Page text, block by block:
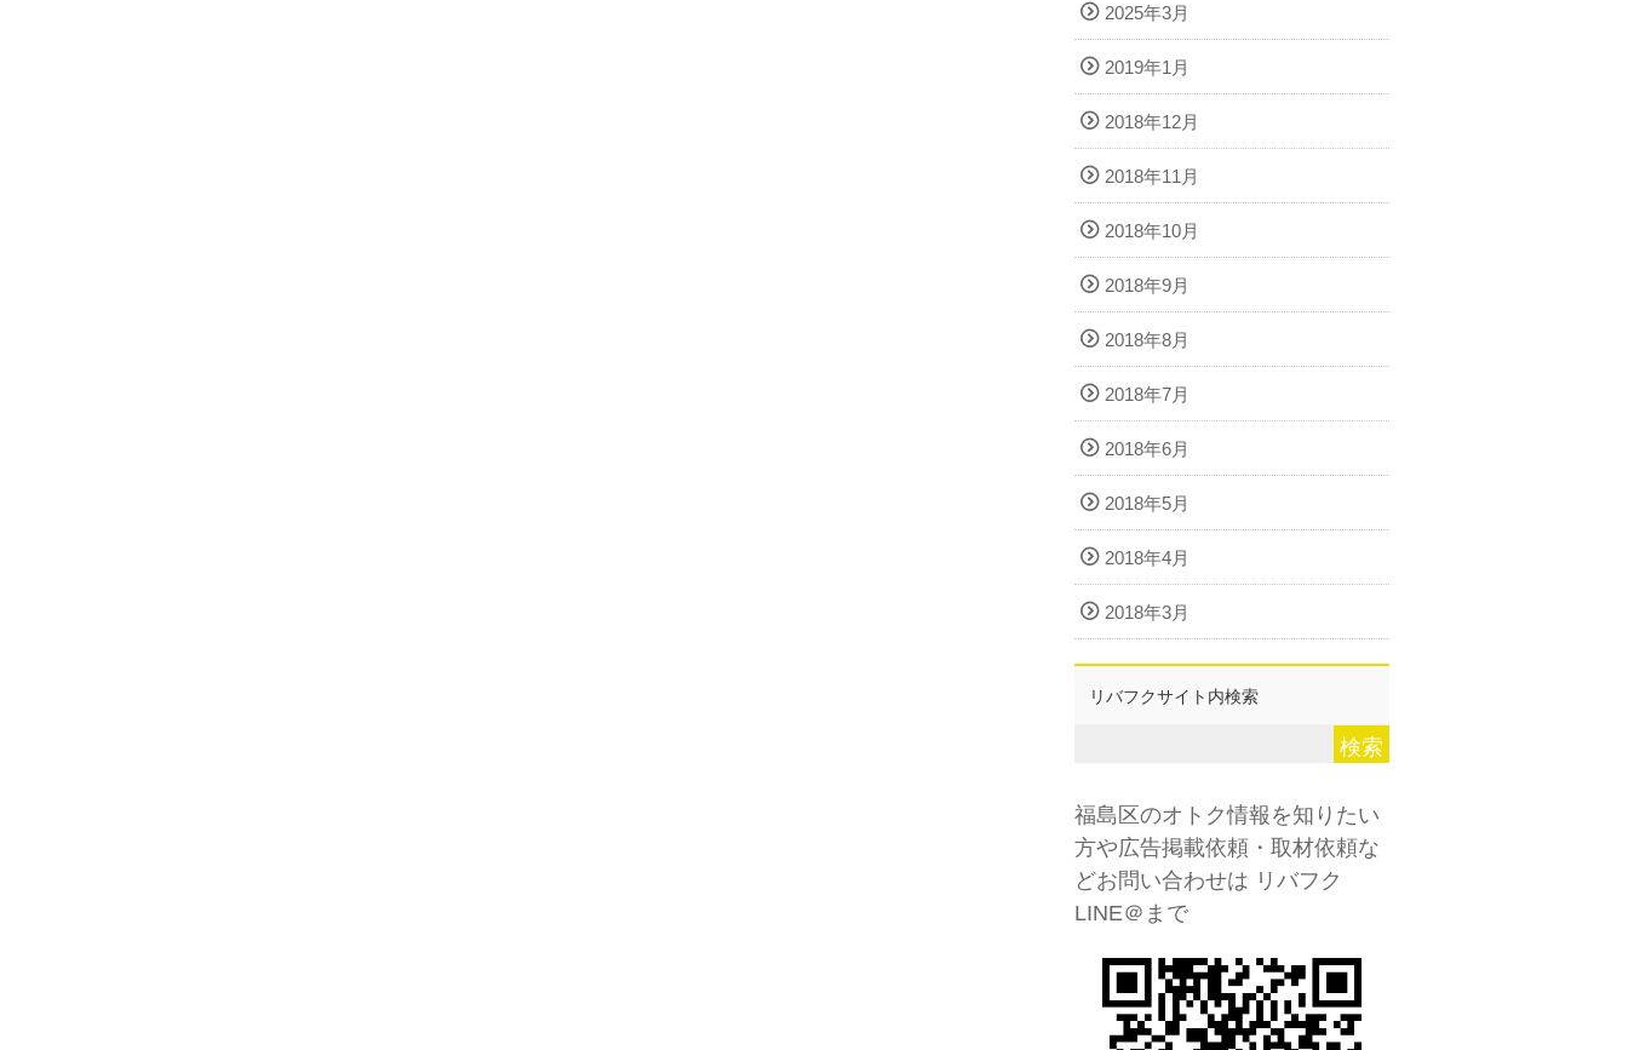
2025年3月
2019年1月
2018年12月
2018年11月
2018年10月
2018年9月
2018年8月
2018年7月
2018年6月
2018年5月
2018年4月
2018年3月
リバフクサイト内検索
福島区のオトク情報を知りたい
方や広告掲載依頼・取材依頼な
どお問い合わせは リバフク
LINE＠まで